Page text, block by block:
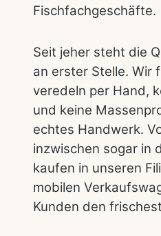
Fischfachgeschäfte.
Seit jeher steht die
an erster Stelle. Wir
veredeln per Hand,
und keine
echtes Handwerk.
inzwischen sogar in
kaufen in unseren
mobilen
Kunden den